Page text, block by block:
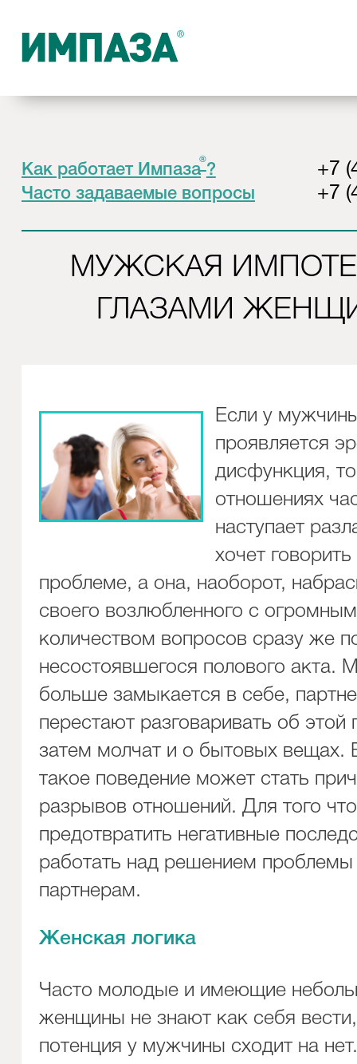
Как работает Импаза®?
Часто задаваемые вопросы
+7
+7
МУЖСКАЯ
ГЛАЗАМИ
Если у
проявляется
дисфункция,
отношениях
наступает
хочет
проблеме, а она, наоборот,
своего возлюбленного с огромным
количеством вопросов сразу же
несостоявшегося полового акта.
больше замыкается в себе,
перестают разговаривать об этой
затем молчат и о бытовых вещах.
такое поведение может стать
разрывов отношений. Для того
предотвратить негативные
работать над решением проблемы
партнерам.
Женская логика
Часто молодые и имеющие
женщины не знают как себя
потенция у мужчины сходит на